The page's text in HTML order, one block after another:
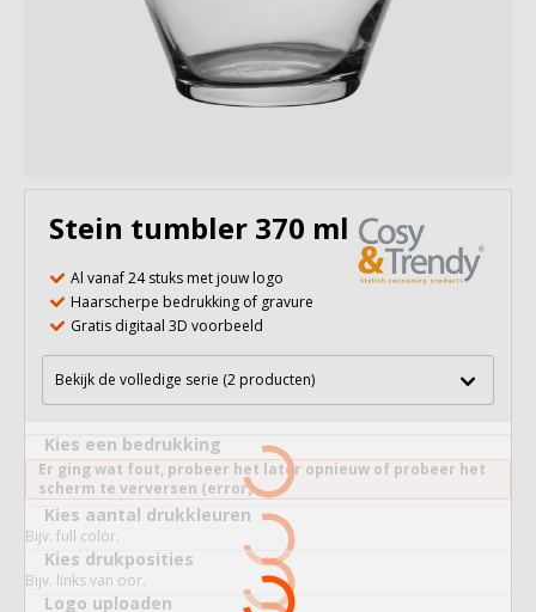
Stein tumbler 370 ml
Al vanaf 24 stuks met jouw logo
Haarscherpe bedrukking of gravure
Gratis digitaal 3D voorbeeld
Bekijk de volledige serie (2 producten)
Kies een bedrukking
Er ging wat fout, probeer het later opnieuw of probeer het
scherm te verversen (error).
Kies aantal drukkleuren
Bijv. full color.
Kies drukposities
Bijv. links van oor.
Logo uploaden